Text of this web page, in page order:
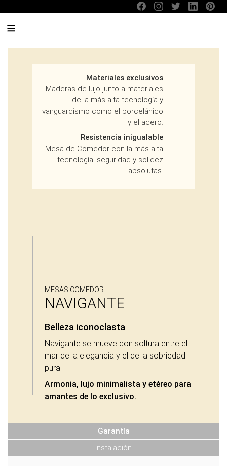
Materiales exclusivos
Maderas de lujo junto a materiales
de la más alta tecnología y
vanguardismo como el porcelánico
y el acero.
Resistencia inigualable
Mesa de Comedor con la más alta
tecnología: seguridad y solidez
absolutas.
MESAS COMEDOR
NAVIGANTE
Belleza iconoclasta
Navigante se mueve con soltura entre el
mar de la elegancia y el de la sobriedad
pura.
Armonia, lujo minimalista y etéreo para
amantes de lo exclusivo.
Garantía
Instalación